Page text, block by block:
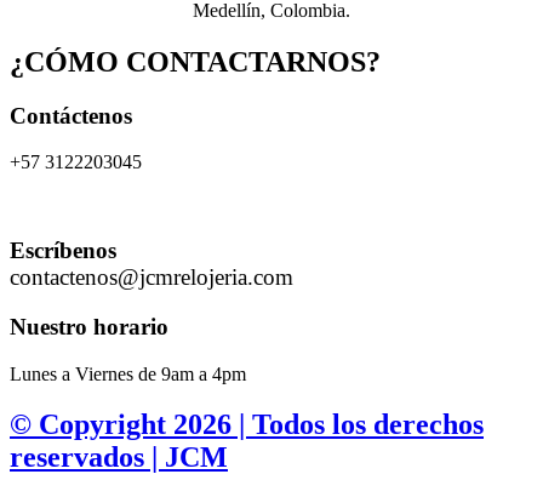
Medellín, Colombia.
¿CÓMO CONTACTARNOS?
Contáctenos
+57 3122203045
Escríbenos
contactenos@jcmrelojeria.com
Nuestro horario
Lunes a Viernes de 9am a 4pm
© Copyright 2026 | Todos los derechos
reservados | JCM